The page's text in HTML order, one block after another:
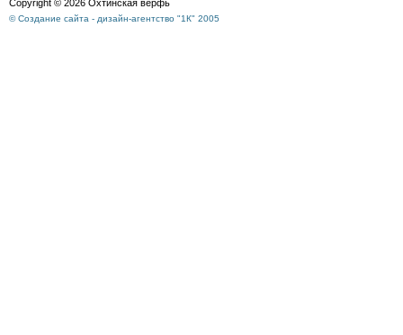
Copyright © 2026 Охтинская верфь
© Создание сайта - дизайн-агентство "1К" 2005